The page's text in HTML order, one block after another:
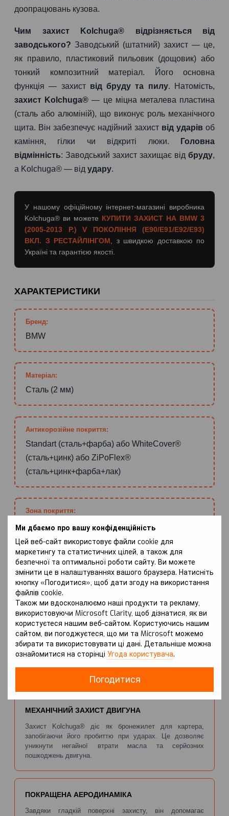
Ми дбаємо про вашу конфіденційність
Цей веб-сайт використовує файли cookie для
маркетингу та статистичних цілей, а також для
безпечної та оптимальної роботи сайту. Ви можете
змінити це в налаштуваннях вашого браузера. Натисніть
кнопку «Погодитися», щоб дати згоду на використання
файлів cookie.
Також ми вдосконалюємо наші продукти та рекламу,
використовуючи Microsoft Clarity, щоб дізнатися, як ви
користуєтеся нашим веб-сайтом. Користуючись нашим
сайтом, ви погоджуєтеся, що ми та Microsoft можемо
збирати та використовувати ці дані. Детальніше можна
ознайомитися на сторінці Угода користувача.
Погодитися
доопрацювань кузова.
Чим захист Kolchuga® відрізняється від
заводського? Заводський (штатний) захист — це,
як правило, пластиковий пильовик (дощовик) або
тонкий композитний матеріал. Його основна
функція — захист від бруду та пилу. Натомість,
захист Kolchuga® — це міцна металева пластина
(сталь або алюміній), що виконує роль механічного
щита. Він забезпечує надійний захист від ударів об
каміння, гілки чи відкриті люки.
Головна
відмінність: Заводський захист захищає від бруду,
а Kolchuga® — від удару.
У нашому офіційному інтернет-магазині виробника
Kolchuga® ви можете КУПИТИ ЗАХИСТ НА BMW 3
(2005-2013 Р.) V ПОКОЛІННЯ (E90/E91/E92/E93)
ВКЛ. З РЕСТАЙЛІНГОМ , з швидкою доставкою по
Україні та гарантією якості.
ХАРАКТЕРИСТИКИ
Бренд:
BMW
Матеріал:
Сталь (2 мм)
Антикорозійне покриття:
Standart (сталь+фарба) або WhiteCover®
(сталь+цинк) або ZiPoFlex®
(сталь+цинк+фарба+лак)
Зона покриття:
Радіатор, Двигун
Тип/об'єм двигуна:
2.0 (бензин)
Особливості:
Повний привід або Задній привід
МЕХАНІЧНИЙ ЗАХИСТ ДВИГУНА
Захист Kolchuga® діє як бронежилет для картера,
запобігаючи його пробиттю при ударах. Це дозволяє
уникнути негайної втрати масла та серйозних
пошкоджень двигуна.
ПОКРАЩЕНА АЕРОДИНАМІКА
Завдяки гладкій поверхні захисту, він допомагає